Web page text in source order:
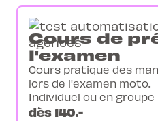
Cours de
l'examen
Cours pratique des
lors de l'examen moto.
Individuel ou en groupe
dès 140.-